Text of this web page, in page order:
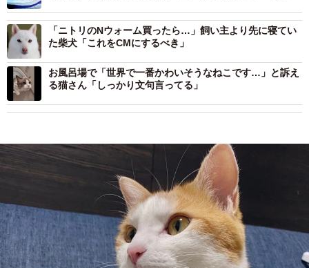
「ニトリのNウォーム買ったら…」飼い主より先に寝てい
た柴犬「これをCMにするべき」
お風呂場で「世界で一番かわいそうなねこです…」と訴え
る猫さん「しっかり文句言ってる」